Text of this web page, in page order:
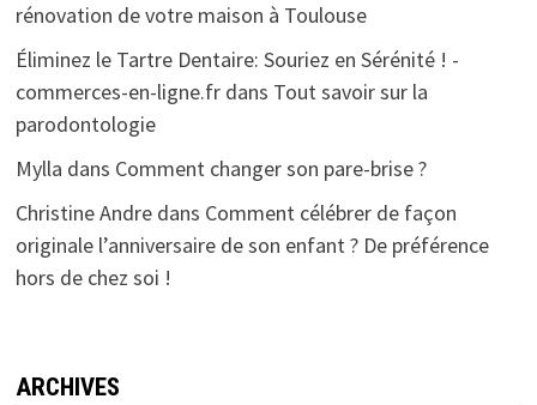
rénovation de votre maison à Toulouse
Éliminez le Tartre Dentaire: Souriez en Sérénité ! -
commerces-en-ligne.frdans Tout savoir sur la
parodontologie
Mylla dans Comment changer son pare-brise ?
Christine Andredans Comment célébrer de façon
originale l’anniversaire de son enfant ? De préférence
hors de chez soi !
ARCHIVES